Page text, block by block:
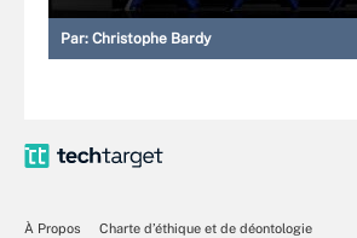
Par: Christophe Bardy
À Propos
Charte d’éthique et de déontologie